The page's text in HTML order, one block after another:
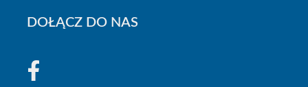
DOŁĄCZ DO NAS